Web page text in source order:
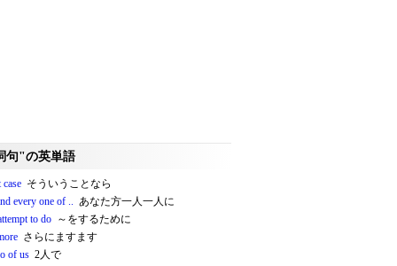
句"の英単語
case そういうことなら
every one of .. あなた方一人一人に
to do ～をするために
さらにますます
of us 2人で